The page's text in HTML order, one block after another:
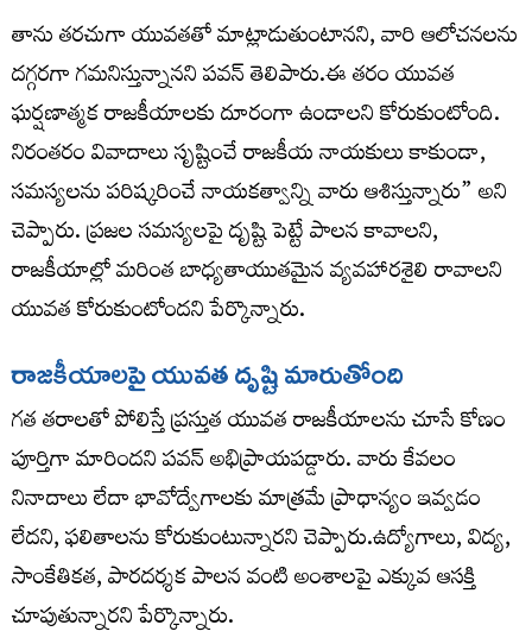
తాను తరచుగా యువతతో మాట్లాడుతుంటానని, వారి ఆలోచనలను
దగ్గరగా గమనిస్తున్నానని పవన్ తెలిపారు.ఈ తరం యువత
ఘర్షణాత్మక రాజకీయాలకు దూరంగా ఉండాలని కోరుకుంటోంది.
నిరంతరం వివాదాలు సృష్టించే రాజకీయ నాయకులు కాకుండా,
సమస్యలను పరిష్కరించే నాయకత్వాన్ని వారు ఆశిస్తున్నారు” అని
చెప్పారు. ప్రజల సమస్యలపై దృష్టి పెట్టే పాలన కావాలని,
రాజకీయాల్లో మరింత బాధ్యతాయుతమైన వ్యవహారశైలి రావాలని
యువత కోరుకుంటోందని పేర్కొన్నారు.
రాజకీయాలపై యువత దృష్టి మారుతోంది
గత తరాలతో పోలిస్తే ప్రస్తుత యువత రాజకీయాలను చూసే కోణం
పూర్తిగా మారిందని పవన్ అభిప్రాయపడ్డారు. వారు కేవలం
నినాదాలు లేదా భావోద్వేగాలకు మాత్రమే ప్రాధాన్యం ఇవ్వడం
లేదని, ఫలితాలను కోరుకుంటున్నారని చెప్పారు.ఉద్యోగాలు, విద్య,
సాంకేతికత, పారదర్శక పాలన వంటి అంశాలపై ఎక్కువ ఆసక్తి
చూపుతున్నారని పేర్కొన్నారు.